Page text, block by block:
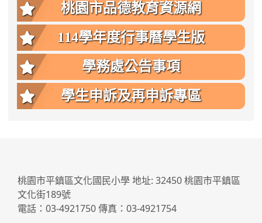
桃園市品德教育資源網
114學年度行事曆學生版
學務處公告事項
學生申訴及再申訴專區
桃園市平鎮區文化國民小學 地址: 32450 桃園市平鎮區
文化街189號
電話：03-4921750 傳真：03-4921754